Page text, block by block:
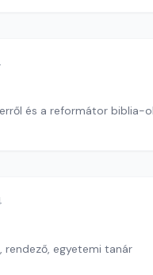
és a reformátor biblia-
rendező, egyetemi tanár